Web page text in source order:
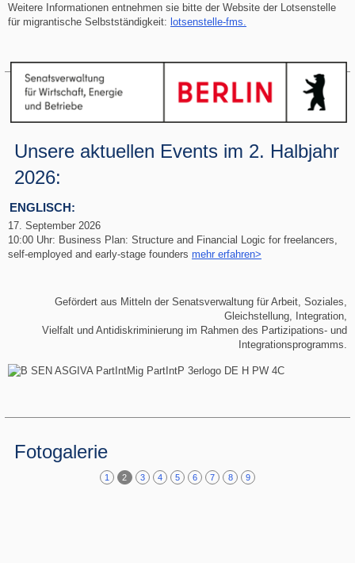
Weitere Informationen entnehmen sie bitte der Website der Lotsenstelle
für migrantische Selbstständigkeit: lotsenstelle-fms.
Unsere aktuellen Events im 2. Halbjahr
2026:
ENGLISCH:
17. September 2026
10:00 Uhr: Business Plan: Structure and Financial Logic for freelancers,
self‑employed and early‑stage founders mehr erfahren>
Gefördert aus Mitteln der Senatsverwaltung für Arbeit, Soziales,
Gleichstellung, Integration,
Vielfalt und Antidiskriminierung im Rahmen des Partizipations- und
Integrationsprogramms.
Fotogalerie
1 2 3 4 5 6 7 8 9